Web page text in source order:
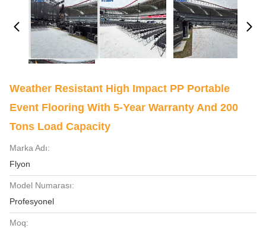
Weather Resistant High Impact PP Portable
Event Flooring With 5-Year Warranty And 200
Tons Load Capacity
Marka Adı:
Flyon
Model Numarası:
Profesyonel
Moq: